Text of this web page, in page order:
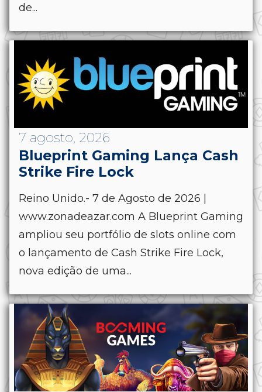
de...
7 agosto, 2026
Blueprint Gaming Lança Cash
Strike Fire Lock
Reino Unido.- 7 de Agosto de 2026 |
www.zonadeazar.com A Blueprint Gaming
ampliou seu portfólio de slots online com
o lançamento de Cash Strike Fire Lock,
nova edição de uma...